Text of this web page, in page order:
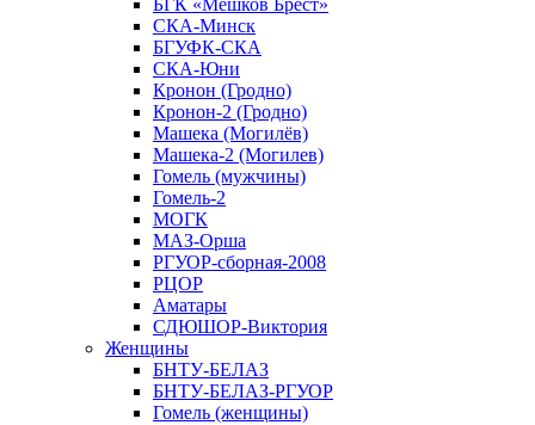
БГК «Мешков Брест»
СКА-Минск
БГУФК-СКА
СКА-Юни
Кронон (Гродно)
Кронон-2 (Гродно)
Машека (Могилёв)
Машека-2 (Могилев)
Гомель (мужчины)
Гомель-2
МОГК
МАЗ-Орша
РГУОР-сборная-2008
РЦОР
Аматары
СДЮШОР-Виктория
Женщины
БНТУ-БЕЛАЗ
БНТУ-БЕЛАЗ-РГУОР
Гомель (женщины)